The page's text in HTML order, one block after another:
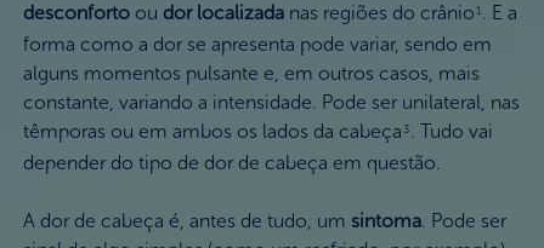
desconfortoou dor localizadanas regiões do crânio 1 . E a
forma como a dor se apresenta pode variar, sendo em
alguns momentos pulsante e, em outros casos, mais
constante, variando a intensidade. Pode ser unilateral, nas
têmporas ou em ambos os lados da cabeça 3. Tudo vai
depender do tipo de dor de cabeça em questão.
A dor de cabeça é, antes de tudo, um sintoma. Pode ser